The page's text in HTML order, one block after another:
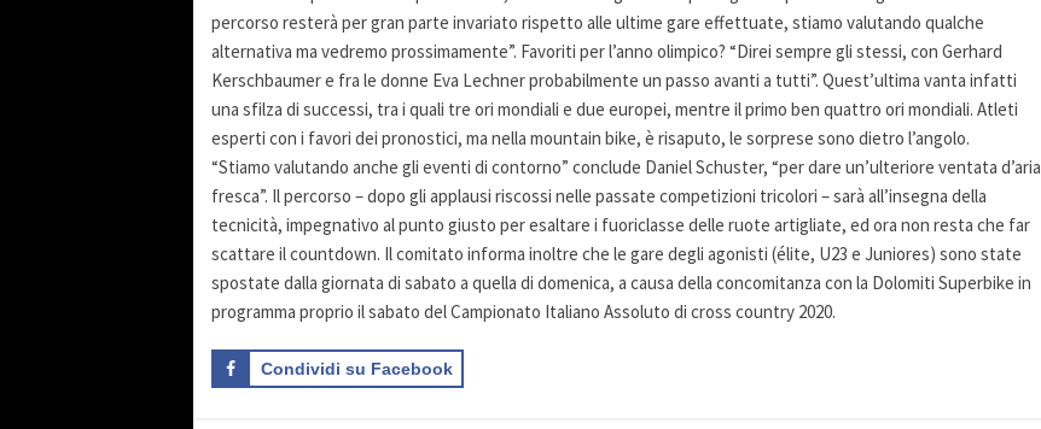
percorso resterà per gran parte invariato rispetto alle ultime gare effettuate, stiamo valutando qualche
alternativa ma vedremo prossimamente”. Favoriti per l’anno olimpico? “Direi sempre gli stessi, con Gerhard
Kerschbaumer e fra le donne Eva Lechner probabilmente un passo avanti a tutti”. Quest’ultima vanta infatti
una sfilza di successi, tra i quali tre ori mondiali e due europei, mentre il primo ben quattro ori mondiali. Atleti
esperti con i favori dei pronostici, ma nella mountain bike, è risaputo, le sorprese sono dietro l’angolo.
“Stiamo valutando anche gli eventi di contorno” conclude Daniel Schuster, “per dare un’ulteriore ventata d’aria
fresca”. Il percorso – dopo gli applausi riscossi nelle passate competizioni tricolori – sarà all’insegna della
tecnicità, impegnativo al punto giusto per esaltare i fuoriclasse delle ruote artigliate, ed ora non resta che far
scattare il countdown. Il comitato informa inoltre che le gare degli agonisti (élite, U23 e Juniores) sono state
spostate dalla giornata di sabato a quella di domenica, a causa della concomitanza con la Dolomiti Superbike in
programma proprio il sabato del Campionato Italiano Assoluto di cross country 2020.
Condividi su Facebook